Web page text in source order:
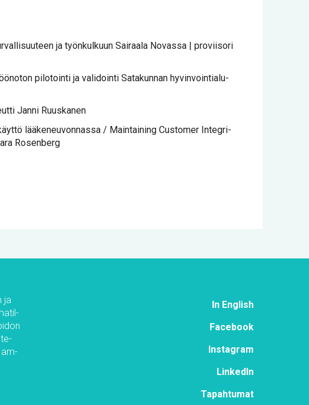
ja työn­kul­kuun Sai­raa­la No­vas­sa | pro­vii­so­ri
pi­lo­toin­ti ja va­li­doin­ti Sa­ta­kun­nan hy­vin­voin­tia­lu­
Jan­ni Ruus­ka­nen
lää­ke­neu­von­nas­sa / Main­tai­ning Cus­to­mer In­tegri­
Ro­sen­berg
ja
am­
In English
Face­book
Ins­ta­gram
Lin­ke­dIn
Ta­pah­tu­mat